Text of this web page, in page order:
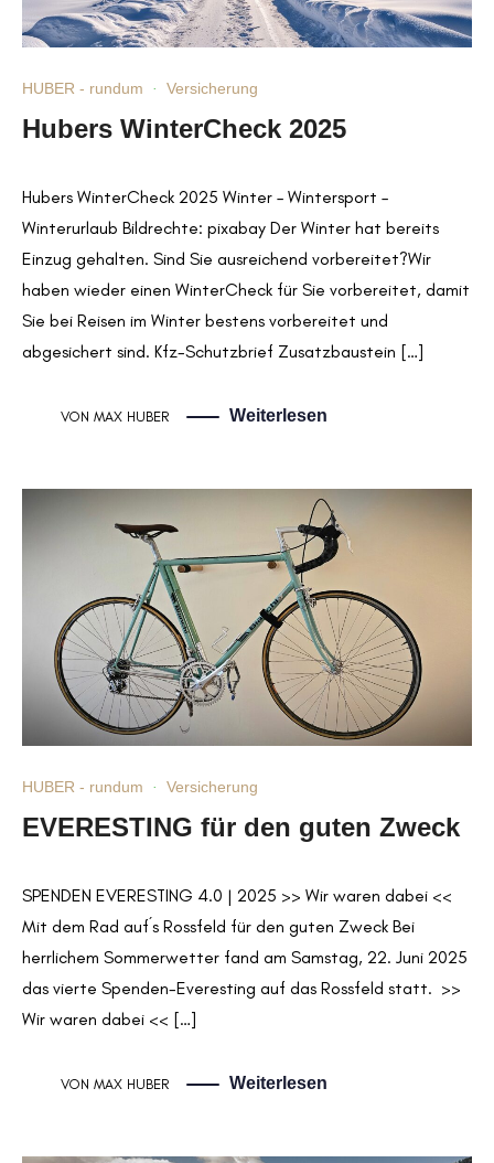
HUBER - rundum · Versicherung
Hubers WinterCheck 2025
Hubers WinterCheck 2025 Winter – Wintersport –
Winterurlaub Bildrechte: pixabay Der Winter hat bereits
Einzug gehalten. Sind Sie ausreichend vorbereitet?Wir
haben wieder einen WinterCheck für Sie vorbereitet, damit
Sie bei Reisen im Winter bestens vorbereitet und
abgesichert sind. Kfz-Schutzbrief Zusatzbaustein […]
VON MAX HUBER Weiterlesen
HUBER - rundum · Versicherung
EVERESTING für den guten Zweck
SPENDEN EVERESTING 4.0 | 2025 >> Wir waren dabei <<
Mit dem Rad auf´s Rossfeld für den guten Zweck Bei
herrlichem Sommerwetter fand am Samstag, 22. Juni 2025
das vierte Spenden-Everesting auf das Rossfeld statt. >>
Wir waren dabei << […]
VON MAX HUBER Weiterlesen